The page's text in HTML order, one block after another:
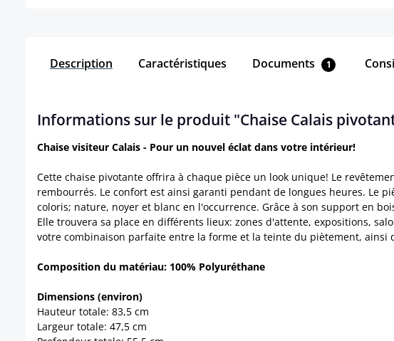
Description Caractéristiques Documents 1
Informations sur le produit "Chaise Calais
Chaise visiteur Calais - Pour un nouvel éclat dans votre intérieur!
Cette chaise pivotante offrira à chaque pièce un look unique! Le
rembourrés. Le confort est ainsi garanti pendant de longues heures. Le
coloris; nature, noyer et blanc en l'occurrence. Grâce à son support en
Elle trouvera sa place en différents lieux: zones d'attente, expositions,
votre combinaison parfaite entre la forme et la teinte du piètement,
Composition du matériau: 100% Polyuréthane
Dimensions (environ)
Hauteur totale: 83,5 cm
Largeur totale: 47,5 cm